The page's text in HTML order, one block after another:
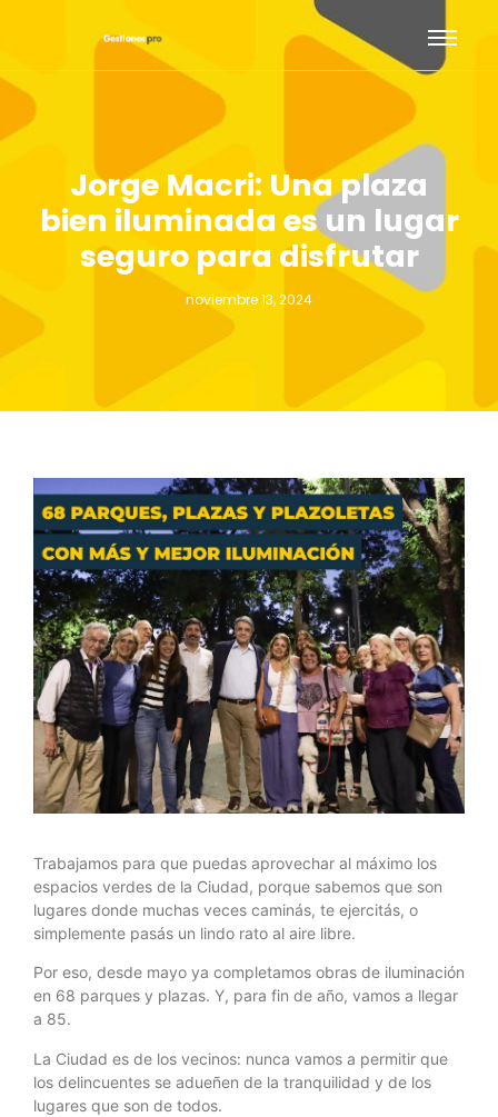
Jorge Macri: Una plaza
bien iluminada es un lugar
seguro para disfrutar
noviembre 13, 2024
Trabajamos para que puedas aprovechar al máximo los
espacios verdes de la Ciudad, porque sabemos que son
lugares donde muchas veces caminás, te ejercitás, o
simplemente pasás un lindo rato al aire libre.
Por eso, desde mayo ya completamos obras de iluminación
en 68 parques y plazas. Y, para fin de año, vamos a llegar
a 85.
La Ciudad es de los vecinos: nunca vamos a permitir que
los delincuentes se adueñen de la tranquilidad y de los
lugares que son de todos.